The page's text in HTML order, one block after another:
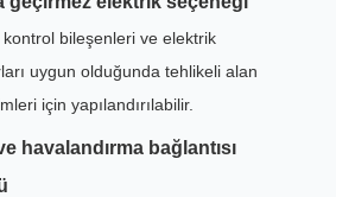
kontrol bileşenleri ve elektrik
uygun olduğunda tehlikeli alan
için yapılandırılabilir.
havalandırma bağlantısı